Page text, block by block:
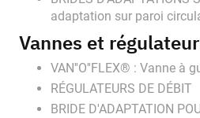
adaptation sur paroi
Vannes et
VAN''O''FLEX® : Vanne à
RÉGULATEURS DE DÉBIT
BRIDE D'ADAPTATION